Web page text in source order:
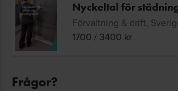
Nyckeltal för
Förvaltning & drift,
1700 / 3400 kr
Frågor?